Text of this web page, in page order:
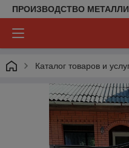
ПРОИЗВОДСТВО
Каталог товаров и